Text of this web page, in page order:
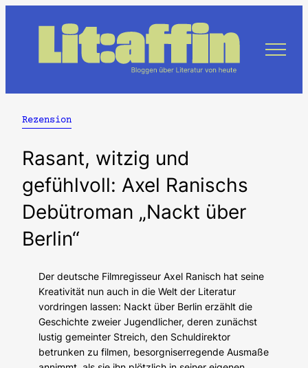
Rezension
Rasant, witzig und
gefühlvoll: Axel Ranischs
Debütroman „Nackt über
Berlin“
Der deutsche Filmregisseur Axel Ranisch hat seine
Kreativität nun auch in die Welt der Literatur
vordringen lassen: Nackt über Berlin erzählt die
Geschichte zweier Jugendlicher, deren zunächst
lustig gemeinter Streich, den Schuldirektor
betrunken zu filmen, besorgniserregende Ausmaße